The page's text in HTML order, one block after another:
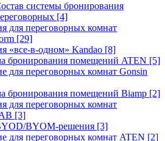
системы бронирования
[4]
для переговорных комнат
[29]
«все-в-одном» Kandao [8]
бронирования помещений ATEN [5]
для переговорных комнат Gonsin
бронирования помещений Biamp [2]
для переговорных комнат
[3]
BYOM-решения [3]
для переговорных комнат ATEN [2]